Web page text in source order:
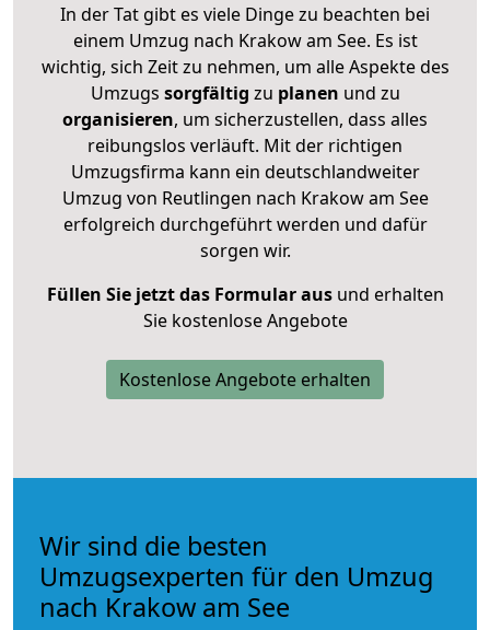
In der Tat gibt es viele Dinge zu beachten bei
einem Umzug nach Krakow am See. Es ist
wichtig, sich Zeit zu nehmen, um alle Aspekte des
Umzugs sorgfältig zu planen und zu
organisieren, um sicherzustellen, dass alles
reibungslos verläuft. Mit der richtigen
Umzugsfirma kann ein deutschlandweiter
Umzug von Reutlingen nach Krakow am See
erfolgreich durchgeführt werden und dafür
sorgen wir.
Füllen Sie jetzt das Formular ausund erhalten
Sie kostenlose Angebote
Kostenlose Angebote erhalten
Wir sind die besten
Umzugsexperten für den Umzug
nach Krakow am See